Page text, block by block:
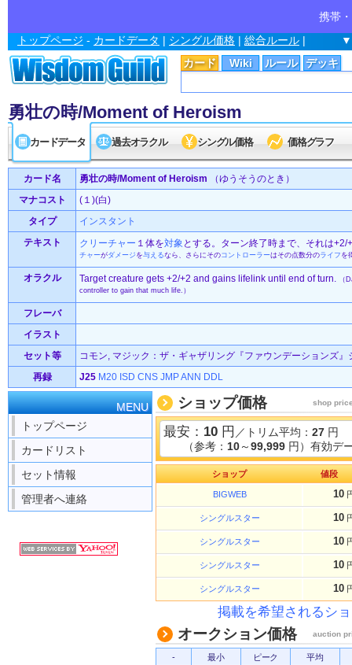
携帯
カード Wiki ルール デッキ
トップページ - カードデータ | シングル価格 | 総合ルール |
勇壮の時/Moment of Heroism
カードデータ 過去オラクル シングル価格 価格グラフ
カード名 勇壮の時/Moment of Heroism （ゆうそうのとき）
マナコスト
(１)(白)
タイプ
インスタント
テキスト
クリーチャー １体を対象 とする。ターン終了時まで、それは+2/
チャーがダメージを与えるなら、さらにそのコントローラーはその点数分のライフ を
オラクル Target creature gets +2/+2 and gains lifelink until end of turn.
（
controller to gain that much life.）
フレーバ
イラスト
セット等
コモン, マジック：ザ・ギャザリング『ファウンデーションズ
再録
J25 M20 ISD CNS JMPANN DDL
MENU
トップページ
カードリスト
セット情報
管理者へ連絡
ショップ価格 shop
最安： 10 円 ／トリム平均： 27 円
（参考： 10～99,999 円）有効デ
ショップ 値段
BIGWEB 10
シングルスター 10
シングルスター 10
シングルスター 10
シングルスター 10
掲載を希望されるシ
オークション価格 auction
- 最小 ピーク
平均